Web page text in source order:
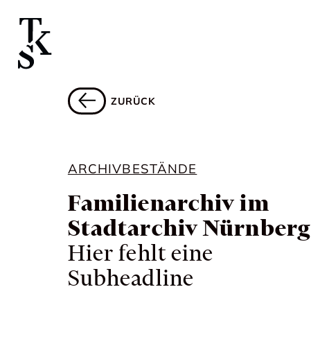
ZURÜCK
ARCHIVBESTÄNDE
Familienarchiv im
Stadtarchiv Nürnberg
Hier fehlt eine
Subheadline